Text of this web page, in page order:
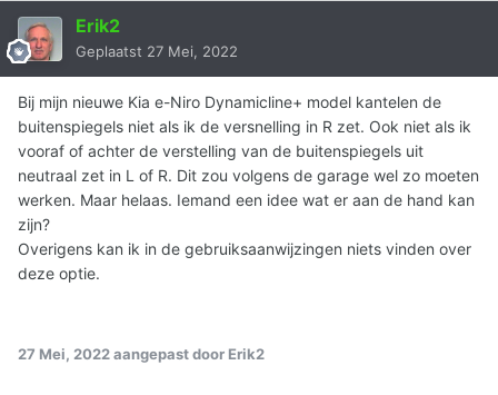
Erik2
Geplaatst 27 Mei, 2022
Bij mijn nieuwe Kia e-Niro Dynamicline+ model kantelen de
buitenspiegels niet als ik de versnelling in R zet. Ook niet als ik
vooraf of achter de verstelling van de buitenspiegels uit
neutraal zet in L of R. Dit zou volgens de garage wel zo moeten
werken. Maar helaas. Iemand een idee wat er aan de hand kan
zijn?
Overigens kan ik in de gebruiksaanwijzingen niets vinden over
deze optie.
27 Mei, 2022aangepast door Erik2